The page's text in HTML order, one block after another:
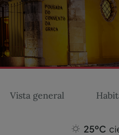
Vista general
25ºC